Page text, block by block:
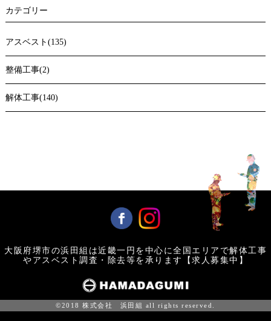
カテゴリー
アスベスト(135)
整備工事(2)
解体工事(140)
大阪府堺市の浜田組は近畿一円を中心に全国エリアで解体工事
やアスベスト調査・除去等を承ります【求人募集中】
©2018 株式会社 浜田組 all rights reserved.